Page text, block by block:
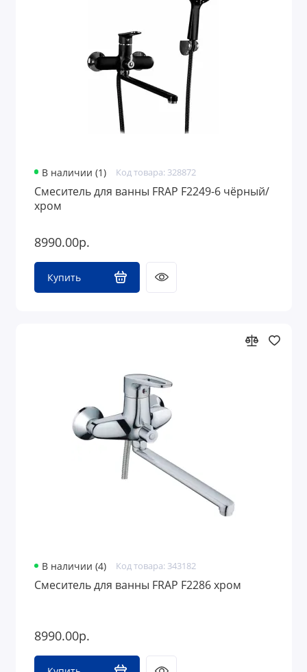
В наличии (1) Код товара: 328872
Смеситель для ванны FRAP F2249-6 чёрный/
хром
8990.00р.
Купить
В наличии (4) Код товара: 343182
Смеситель для ванны FRAP F2286 хром
8990.00р.